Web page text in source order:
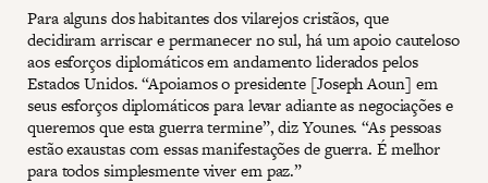
Para alguns dos habitantes dos vilarejos cristãos, que
decidiram arriscar e permanecer no sul, há um apoio cauteloso
aos esforços diplomáticos em andamento liderados pelos
Estados Unidos. “Apoiamos o presidente [Joseph Aoun] em
seus esforços diplomáticos para levar adiante as negociações e
queremos que esta guerra termine”, diz Younes. “As pessoas
estão exaustas com essas manifestações de guerra. É melhor
para todos simplesmente viver em paz.”